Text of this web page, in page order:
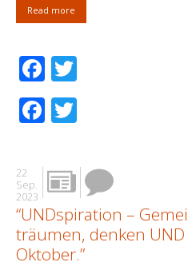
Read more
Facebook
Facebook
22
Sep.
2023
“UNDspiration –
träumen, denken
Oktober.”